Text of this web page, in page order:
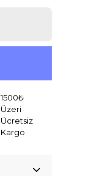
1500₺
Üzeri
Ücretsiz
Kargo